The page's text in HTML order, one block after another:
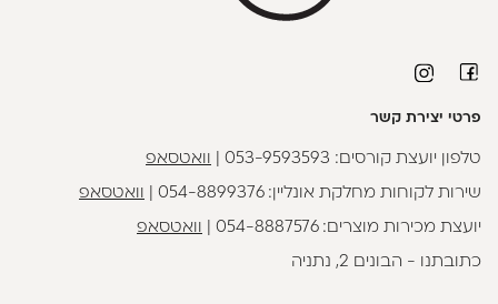
פרטי יצירת קשר
טלפון יועצת קורסים: 053-9593593 וואטסאפ
שירות לקוחות מחלקת אונליין:054-8899376 וואטסאפ
יועצת מכירות מוצרים:054-8887576 וואטסאפ
כתובתנו - הבונים 2, נתניה